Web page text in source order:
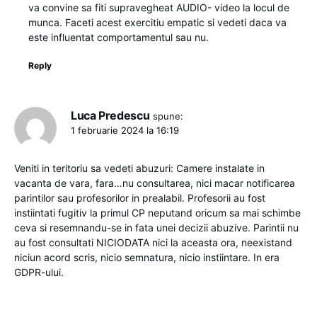
va convine sa fiti supravegheat AUDIO- video la locul de
munca. Faceti acest exercitiu empatic si vedeti daca va
este influentat comportamentul sau nu.
Reply
Luca Predescu spune:
1 februarie 2024 la 16:19
Veniti in teritoriu sa vedeti abuzuri: Camere instalate in
vacanta de vara, fara…nu consultarea, nici macar notificarea
parintilor sau profesorilor in prealabil. Profesorii au fost
instiintati fugitiv la primul CP neputand oricum sa mai schimbe
ceva si resemnandu-se in fata unei decizii abuzive. Parintii nu
au fost consultati NICIODATA nici la aceasta ora, neexistand
niciun acord scris, nicio semnatura, nicio instiintare. In era
GDPR-ului.